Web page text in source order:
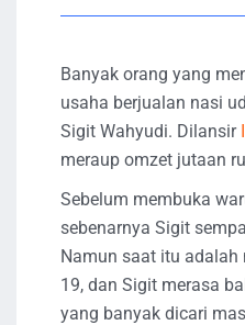
Banyak orang yang
usaha berjualan nasi
Sigit Wahyudi. Dilansir
meraup omzet jutaan
Sebelum membuka
sebenarnya Sigit
Namun saat itu adalah
19, dan Sigit merasa
yang banyak dicari